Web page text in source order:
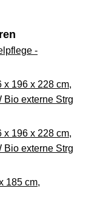
-
x 196 x 228 cm,
Bio externe Strg
x 196 x 228 cm,
Bio externe Strg
185 cm,